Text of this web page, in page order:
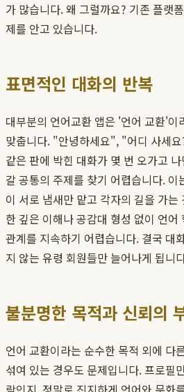
가 많습니다. 왜 그럴까요? 기존 플랫
제를 안고 있습니다.
표면적인 대화의 반복
대부분의 언어교환 앱은 '언어 교환'이
맞춥니다. "안녕하세요", "어디 사세
같은 판에 박힌 대화가 몇 번 오가고
갈 공통의 주제를 찾기 어렵습니다.
이 서로 냄새만 맡고 각자의 길을 가는
한 깊은 이해나 공감대 형성 없이 언
관계를 지속하기 어렵습니다. 결국 대
지 않는 유령 회원들만 늘어나게 됩니
불분명한 목적과 신뢰의
언어 교환이라는 순수한 목적 외에 다
섞여 있는 경우도 문제입니다. 프로필